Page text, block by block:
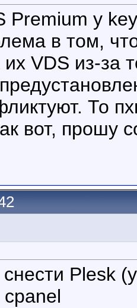
Premium у
в том,
их VDS из-за
То
вот, прошу
Plesk